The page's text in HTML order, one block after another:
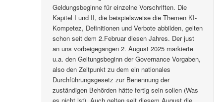
Geldungsbeginne für einzelne Vorschriften. Die
Kapitel I und II, die beispielsweise die Themen KI-
Kompetez, Definitionen und Verbote abbilden, gelten
schon seit dem 2.Februar diesen Jahres. Der just
an uns vorbeigegangen 2. August 2025 markierte
u.a. den Geltungsbeginn der Governance Vorgaben,
also den Zeitpunkt zu dem ein nationales
Durchführungsgesetz zur Benennung der
zuständigen Behörden hätte fertig sein sollen (Was